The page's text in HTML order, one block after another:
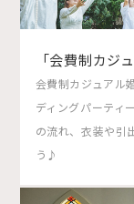
「会費制カジ
会費制カジュアル
ディングパーティ
の流れ、衣装や引
う♪